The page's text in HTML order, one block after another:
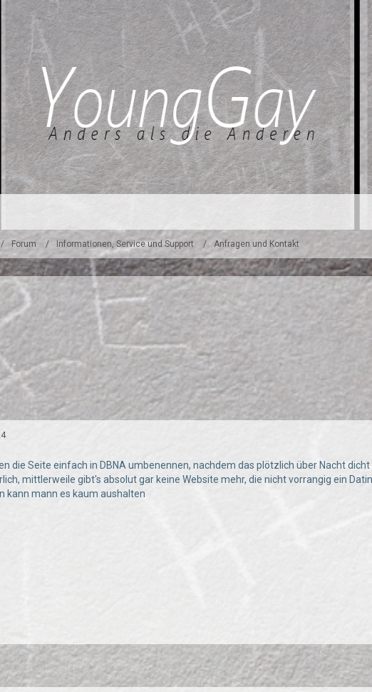
Forum Informationen, Service und Support Anfragen und Kontakt
die Seite einfach in DBNA umbenennen, nachdem das plötzlich über Nacht
mittlerweile gibt's absolut gar keine Website mehr, die nicht vorrangig ein
kann mann es kaum aushalten